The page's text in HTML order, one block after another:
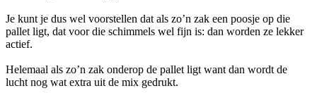
Je kunt je dus wel voorstellen dat als zo’n zak een poosje op die
pallet ligt, dat voor die schimmels wel fijn is: dan worden ze lekker
actief.
Helemaal als zo’n zak onderop de pallet ligt want dan wordt de
lucht nog wat extra uit de mix gedrukt.